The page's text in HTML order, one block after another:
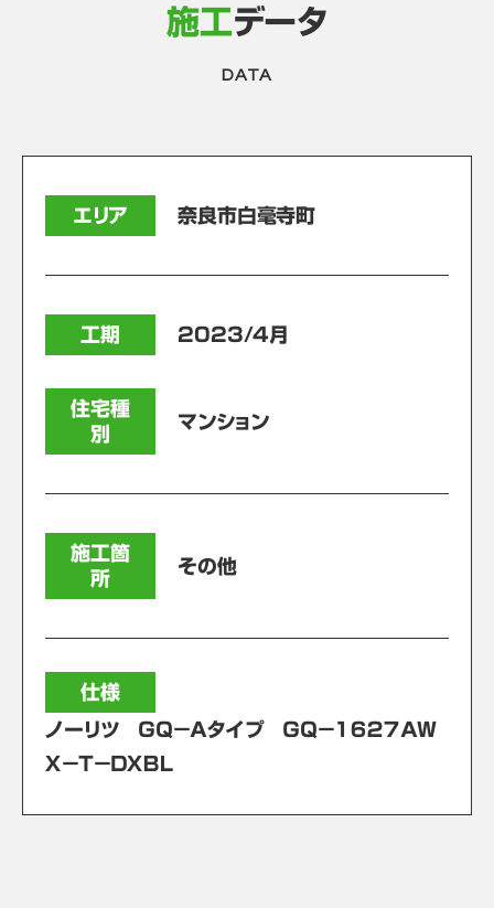
施工データ
DATA
エリア 奈良市白毫寺町
工期 2023/4月
住宅種
別
マンション
施工箇
所
その他
仕様
ノーリツ ＧＱ－Ａタイプ ＧＱ－１６２７ＡＷ
Ｘ－Ｔ－ＤＸＢＬ